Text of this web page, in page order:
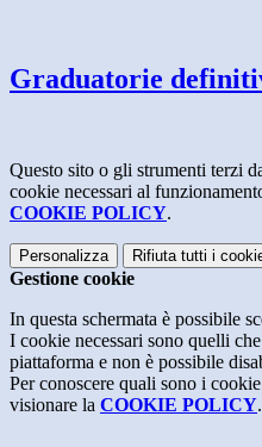
Graduatorie
Questo sito o gli strumenti terzi
cookie necessari al
COOKIE POLICY.
Personalizza Rifiuta tutti i
Gestione cookie
In questa schermata è possibile
I cookie necessari sono quelli
piattaforma e non è possibile
Per conoscere quali sono i
visionare la COOKIE POLICY.